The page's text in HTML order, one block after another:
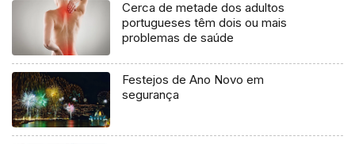
Cerca de metade dos adultos
portugueses têm dois ou mais
problemas de saúde
Festejos de Ano Novo em
segurança